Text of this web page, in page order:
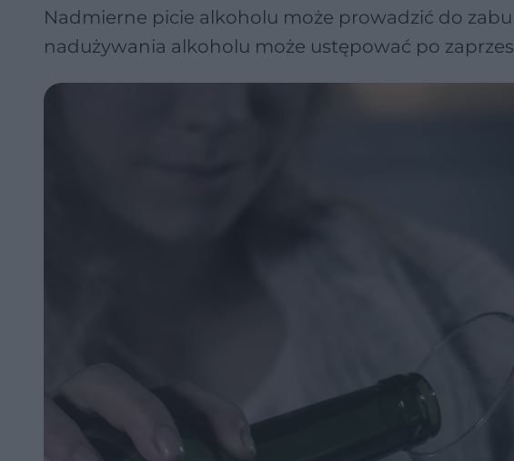
Nadmierne picie alkoholu może prowadzić do
nadużywania alkoholu może ustępować po